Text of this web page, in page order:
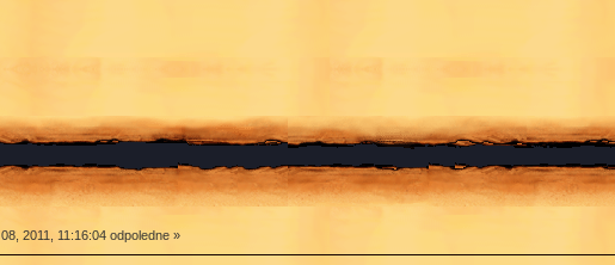
2011, 11:16:04 odpoledne »